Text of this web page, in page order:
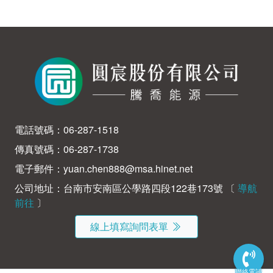
電話號碼： 06-287-1518
傳真號碼：06-287-1738
電子郵件： yuan.chen888@msa.hinet.net
公司地址：台南市安南區公學路四段122巷173號 〔 導航
前往 〕
線上填寫詢問表單